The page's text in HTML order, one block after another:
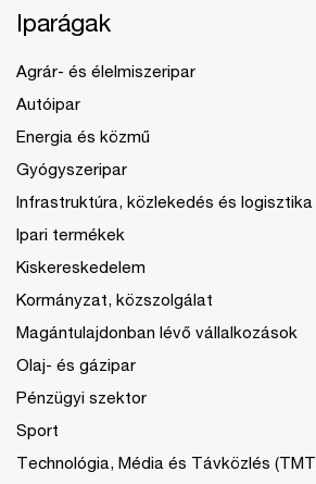
Iparágak
Agrár- és élelmiszeripar
Autóipar
Energia és közmű
Gyógyszeripar
Infrastruktúra, közlekedés és logisztika
Ipari termékek
Kiskereskedelem
Kormányzat, közszolgálat
Magántulajdonban lévő vállalkozások
Olaj- és gázipar
Pénzügyi szektor
Sport
Technológia, Média és Távközlés